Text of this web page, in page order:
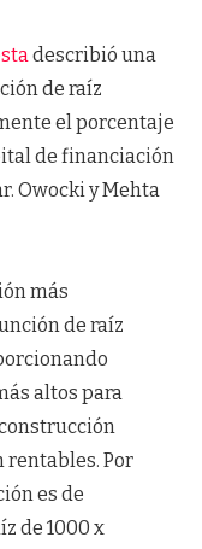
describió una
de raíz
el porcentaje
de financiación
Owocki y Mehta
más
de raíz
altos para
rentables. Por
es de
de 1000 x